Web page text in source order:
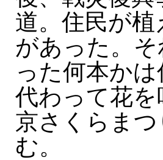
道。住民が
があった。
った何本か
代わって花
京さくらま
む。